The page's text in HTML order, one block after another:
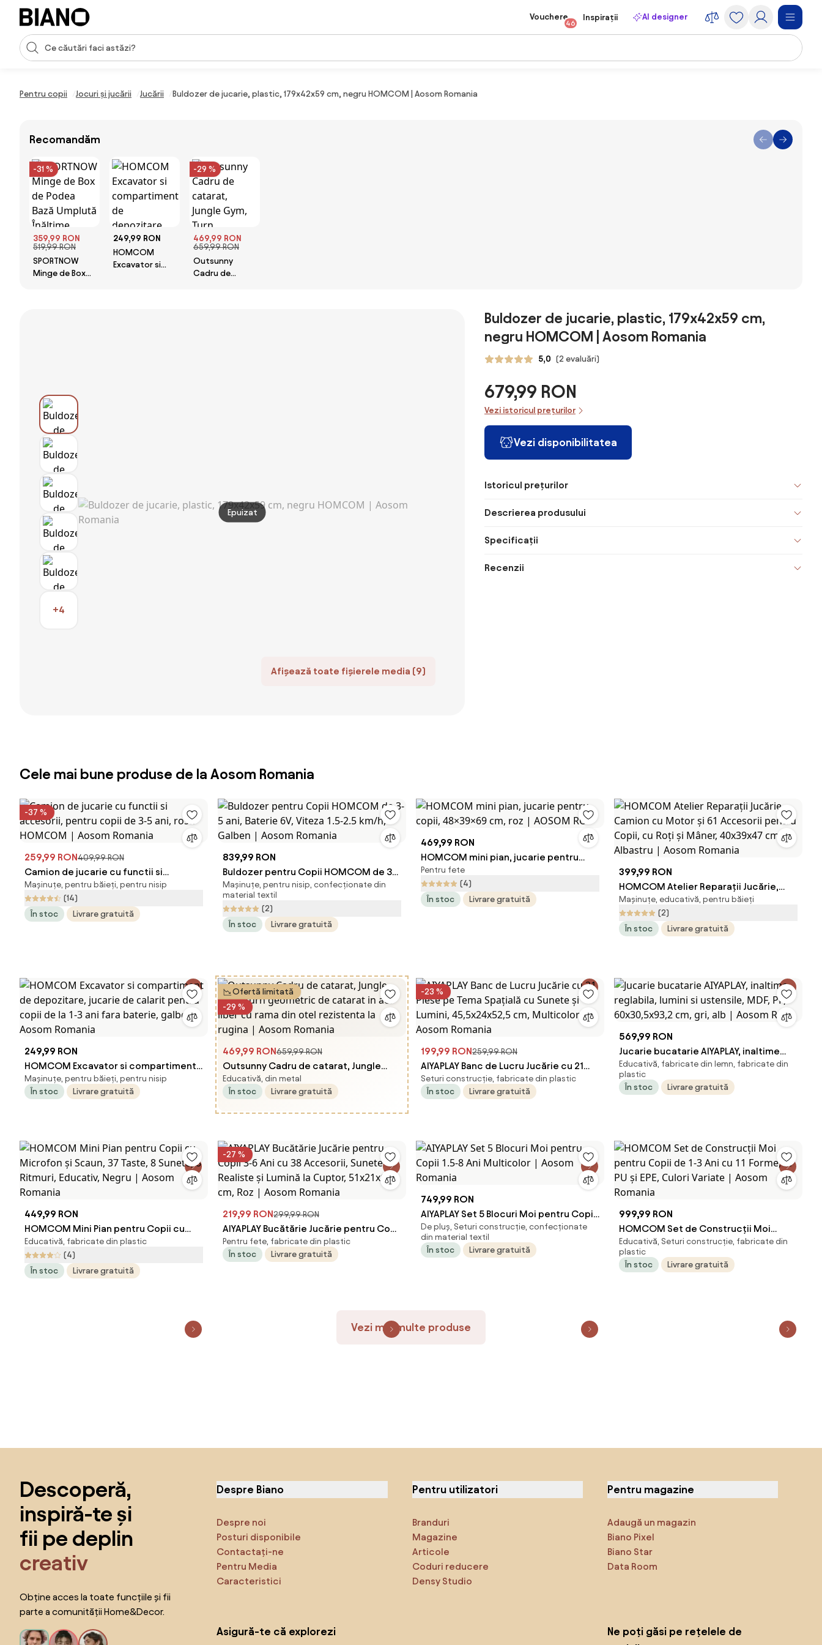
Sari peste navigare, accesează conținutul
Introducerea căutării
Vouchere
46
Inspirații AI designer
Pentru copii Jocuri și jucării Jucării Buldozer de jucarie, plastic, 179x42x59 cm, negru HOMCOM | Aosom Romania
Recomandăm
-31 %
359,99 RON
519,99 RON
SPORTNOW
Minge de Box
249,99 RON
HOMCOM
Excavator si
-29 %
469,99 RON
659,99 RON
Outsunny
Cadru de
+4
Afișează toate fișierele media (9)
Epuizat
Buldozer de jucarie, plastic, 179x42x59 cm,
negru HOMCOM | Aosom Romania
5,0 (2 evaluări)
679,99 RON
Vezi istoricul prețurilor
Vezi disponibilitatea
Istoricul prețurilor
Descrierea produsului
Specificații
Recenzii
Cele mai bune produse de la Aosom Romania
-37 %
259,99 RON409,99 RON
Camion de jucarie cu functii si
accesorii, pentru copii de 3-5 ani, rosu
HOMCOM | Aosom Romania
Mașinuțe, pentru băieți, pentru nisip
(14)
În stoc
Livrare gratuită
839,99 RON
Buldozer pentru Copii HOMCOM de 3-
5 ani, Baterie 6V, Viteza 1.5-2.5 km/h,
Galben | Aosom Romania
Mașinuțe, pentru nisip, confecționate din
material textil
(2)
În stoc
Livrare gratuită
469,99 RON
HOMCOM mini pian, jucarie pentru
copii, 48×39×69 cm, roz | AOSOM RO
Pentru fete
(4)
În stoc
Livrare gratuită
399,99 RON
HOMCOM Atelier Reparații Jucărie,
Camion cu Motor și 61 Accesorii
pentru Copii, cu Roți și Mâner,
40x39x47 cm, Albastru | Aosom
Mașinuțe, educativă, pentru băieți
(2)
În stoc
Livrare gratuită
249,99 RON
HOMCOM Excavator si compartiment
de depozitare, jucarie de calarit
pentru copii de la 1-3 ani fara baterie,
Mașinuțe, pentru băieți, pentru nisip
În stoc
Livrare gratuită
Ofertă limitată
-29 %
469,99 RON659,99 RON
Outsunny Cadru de catarat, Jungle
Gym, Turn geometric de catarat in aer
liber cu rama din otel rezistenta la
Educativă, din metal
În stoc
Livrare gratuită
-23 %
199,99 RON259,99 RON
AIYAPLAY Banc de Lucru Jucărie cu 21
Piese pe Tema Spațială cu Sunete și
Lumini, 45,5x24x52,5 cm, Multicolor |
Seturi construcție, fabricate din plastic
În stoc
Livrare gratuită
569,99 RON
Jucarie bucatarie AIYAPLAY, inaltime
reglabila, lumini si ustensile, MDF, PP,
60x30,5x93,2 cm, gri, alb | Aosom RO
Educativă, fabricate din lemn, fabricate din
plastic
În stoc
Livrare gratuită
449,99 RON
HOMCOM Mini Pian pentru Copii cu
Microfon și Scaun, 37 Taste, 8 Sunete,
8 Ritmuri, Educativ, Negru | Aosom
Romania
Educativă, fabricate din plastic
(4)
În stoc
Livrare gratuită
-27 %
219,99 RON299,99 RON
AIYAPLAY Bucătărie Jucărie pentru Copii
3-6 Ani cu 38 Accesorii, Sunete
Realiste și Lumină la Cuptor, 51x21x60
Pentru fete, fabricate din plastic
În stoc
Livrare gratuită
749,99 RON
AIYAPLAY Set 5 Blocuri Moi pentru Copii
1.5-8 Ani Multicolor | Aosom Romania
De pluș, Seturi construcție, confecționate
din material textil
În stoc
Livrare gratuită
999,99 RON
HOMCOM Set de Construcții Moi
pentru Copii de 1-3 Ani cu 11 Forme, în
PU și EPE, Culori Variate | Aosom
Romania
Educativă, Seturi construcție, fabricate din
plastic
În stoc
Livrare gratuită
Vezi mai multe produse
Descoperă,
inspiră-te și
fii pe deplin
creativ
Obține acces la toate funcțiile și fii
parte a comunității Home&Decor.
Despre Biano
Despre noi
Posturi disponibile
Contactați-ne
Pentru Media
Caracteristici
Pentru utilizatori
Branduri
Magazine
Articole
Coduri reducere
Densy Studio
Pentru magazine
Adaugă un magazin
Biano Pixel
Biano Star
Data Room
Asigură-te că explorezi
Ne poți găsi pe rețelele de